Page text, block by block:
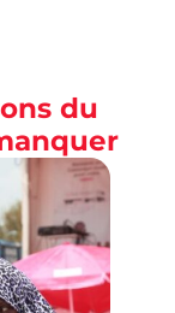
du